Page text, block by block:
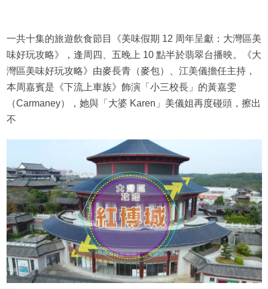
一共十集的旅遊飲食節目《美味假期 12 周年呈獻：大灣區美
味好玩攻略》，逢周四、五晚上 10 點半於翡翠台播映。《大
灣區美味好玩攻略》由麥長青（麥包）、江美儀擔任主持，
本周嘉賓是《下流上車族》飾演「小三校長」的黃嘉雯
（Carmaney），她與「大婆 Karen」美儀姐再度碰頭，擦出
不